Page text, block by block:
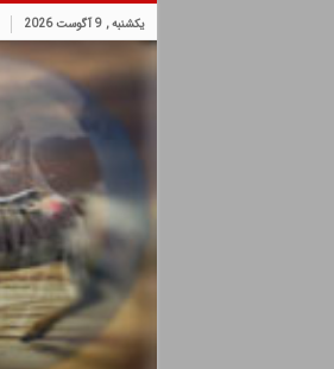
یکشنبه , 9 آگوست 2026